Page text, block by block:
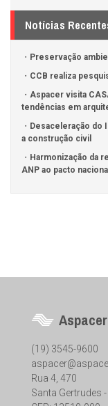
Notícias
Preservação
CCB realiza
Aspacer visita
tendências em
Desaceleração do
a construção civil
Harmonização da
ANP ao pacto nacional
Aspacer
(19) 3545-9600
Rua 4, 470
Santa Gertrudes -